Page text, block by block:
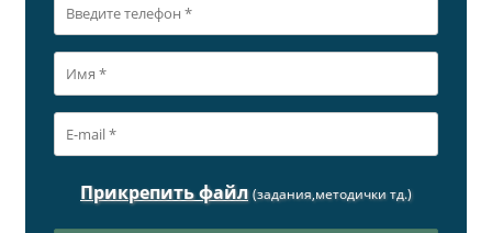
Прикрепить файл (задания,методички тд.)